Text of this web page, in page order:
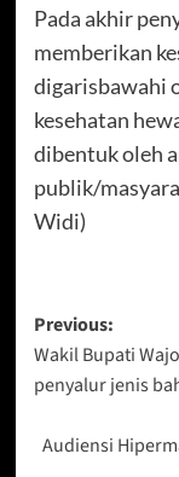
Pada akhir
memberikan
digarisbawahi
kesehatan
dibentuk oleh
publik/
Widi)
Post
Previous:
Wakil Bupati
penyalur jenis
Audiensi